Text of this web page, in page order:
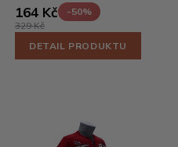
164 Kč
-50%
329 Kč
DETAIL PRODUKTU